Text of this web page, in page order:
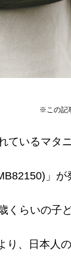
※この記
いるマタニ
」が
らいの子
、日本人